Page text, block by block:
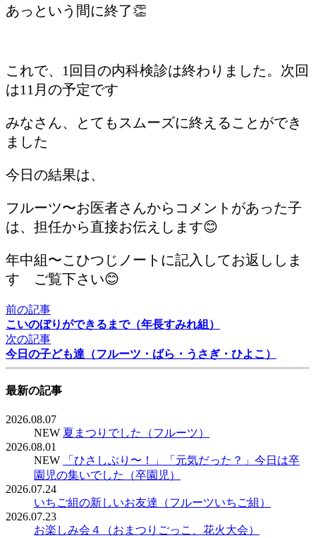
あっという間に終了👏
これで、1回目の内科検診は終わりました。次回
は11月の予定です
みなさん、とてもスムーズに終えることができ
ました
今日の結果は、
フルーツ〜お医者さんからコメントがあった子
は、担任から直接お伝えします😊
年中組〜こひつじノートに記入してお返ししま
す ご覧下さい😊
前の記事
こいのぼりができるまで（年長すみれ組）
次の記事
今日の子ども達（フルーツ・ばら・うさぎ・ひよこ）
最新の記事
2026.08.07
NEW 夏まつりでした（フルーツ）
2026.08.01
NEW
「ひさしぶり〜！」「元気だった？」今日は卒
園児の集いでした（卒園児）
2026.07.24
いちご組の新しいお友達（フルーツいちご組）
2026.07.23
お楽しみ会４（おまつりごっこ、花火大会）